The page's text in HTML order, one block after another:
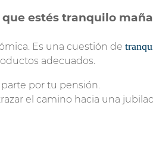
estés tranquilo
Es una cuestión de
adecuados.
por tu pensión.
el camino hacia una